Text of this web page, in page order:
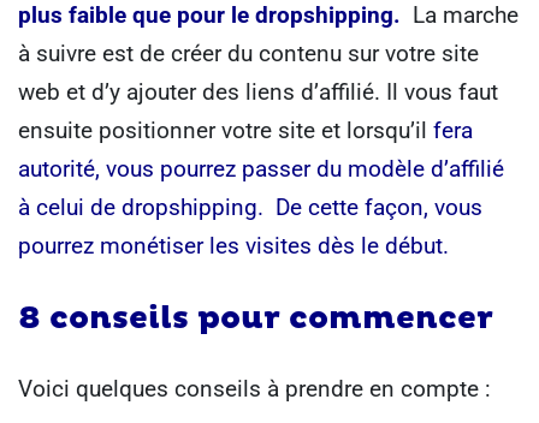
plus faible que pour le dropshipping. La marche
à suivre est de créer du contenu sur votre site
web et d’y ajouter des liens d’affilié. Il vous faut
ensuite positionner votre site et lorsqu’il fera
autorité, vous pourrez passer du modèle d’affilié
à celui de dropshipping. De cette façon, vous
pourrez monétiser les visites dès le début.
8 conseils pour commencer
Voici quelques conseils à prendre en compte :